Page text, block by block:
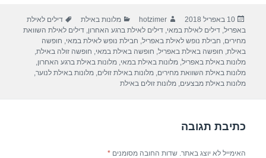
e
b
o
o
s
A
p
p
gr
a
m
e
פורסם
בתאריך
10 באפריל 2018 מחבר
hotzimer קטגוריות
מלונות באילת תגיות
דילים לאילת
באפריל,דילים לאילת במאי,דילים לאילת ברגע האחרון,דילים לאילת השוואת
מחירים, חבילת נופש לאילת באפריל, חבילת נופש לאילת במאי, חופשה
באילת, חופשה באילת באפריל, חופשה באילת במאי, חופשה זולה באילת,
מלונות באילת באפריל,מלונות באילת במאי,מלונות באילת ברגע האחרון,
מלונות באילת השוואת מחירים,מלונות באילת זולים,מלונות באילת לנוער,
מלונות באילת מבצעים,מלונות זולים באילת
כתיבת תגובה
האימייל לא יוצג באתר. שדות החובה מסומנים*